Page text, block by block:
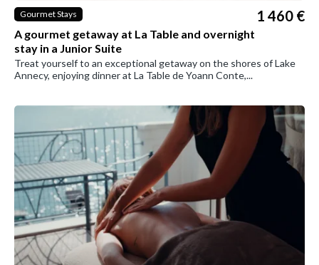
Gourmet Stays
A gourmet getaway at La Table and overnight
stay in a Junior Suite
1 460 €
Treat yourself to an exceptional getaway on the shores of Lake
Annecy, enjoying dinner at La Table de Yoann Conte,...